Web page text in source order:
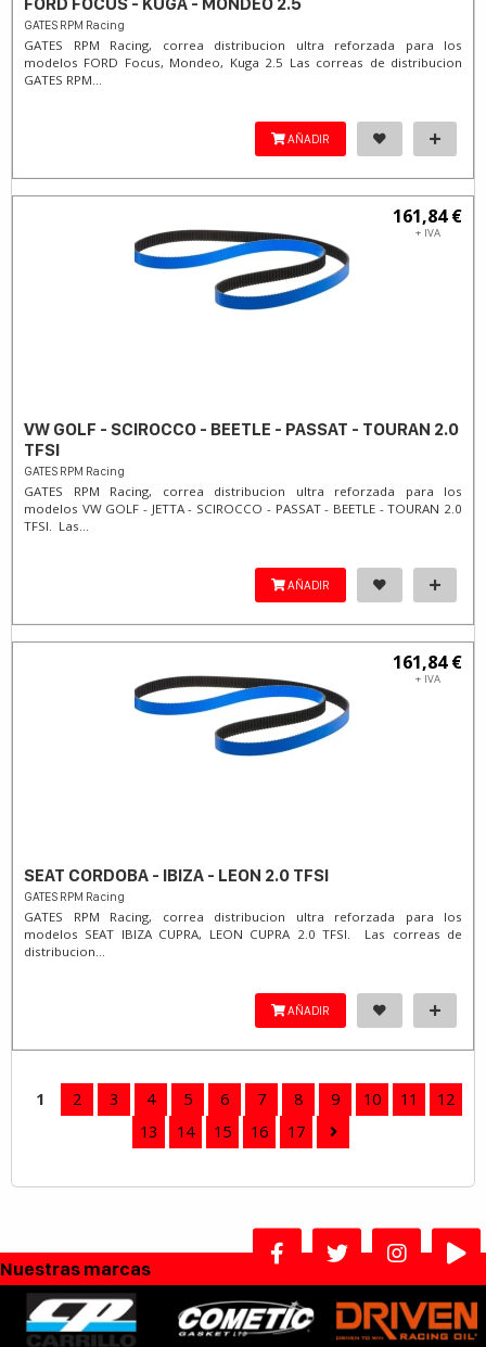
GATES RPM Racing
GATES RPM Racing, correa distribucion ultra reforzada para los
modelos FORD Focus, Mondeo, Kuga 2.5 Las correas de distribucion
GATES RPM...
AÑADIR
161,84 €
+ IVA
VW GOLF - SCIROCCO - BEETLE - PASSAT - TOURAN 2.0
TFSI
GATES RPM Racing
GATES RPM Racing, correa distribucion ultra reforzada para los
modelos VW GOLF - JETTA - SCIROCCO - PASSAT - BEETLE - TOURAN 2.0
TFSI. Las...
AÑADIR
161,84 €
+ IVA
SEAT CORDOBA - IBIZA - LEON 2.0 TFSI
GATES RPM Racing
GATES RPM Racing, correa distribucion ultra reforzada para los
modelos SEAT IBIZA CUPRA, LEON CUPRA 2.0 TFSI. Las correas de
distribucion...
AÑADIR
1 2 3 4 5 6 7 8 9 10 11
12
13
14 15 16 17
Nuestras marcas